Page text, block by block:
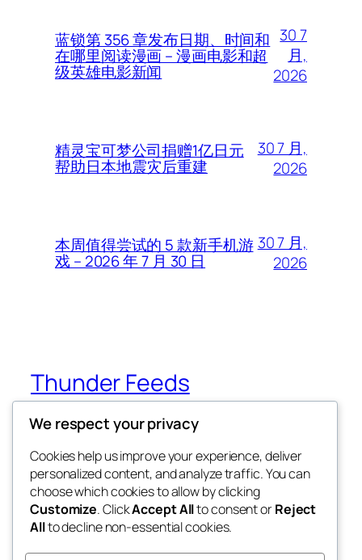
蓝锁第 356 章发布日期、时间和
在哪里阅读漫画 – 漫画电影和超
级英雄电影新闻
30 7
月,
2026
精灵宝可梦公司捐赠1亿日元
帮助日本地震灾后重建
30 7 月,
2026
本周值得尝试的 5 款新手机游
戏 – 2026 年 7 月 30 日
30 7 月,
2026
Thunder Feeds
你最喜欢的电子游戏和攻略杂志
博客
关于
常见问题
事件
商店
样板
We respect your privacy
Cookies help us improve your experience, deliver
personalized content, and analyze traffic. You can
choose which cookies to allow by clicking
Customize. ClickAccept Allto consent orReject
Allto decline non-essential cookies.